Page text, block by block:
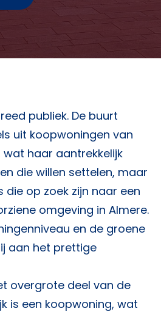
publiek. De buurt
uit koopwoningen van
haar aantrekkelijk
die willen settelen, maar
op zoek zijn naar een
omgeving in Almere.
en de groene
aan het prettige
overgrote deel van de
is een koopwoning, wat